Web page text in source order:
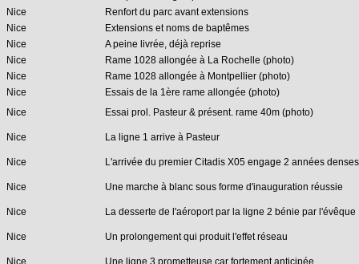
Nice
Renfort du parc avant extensions
Nice
Extensions et noms de baptêmes
Nice
A peine livrée, déjà reprise
Nice
Rame 1028 allongée à La Rochelle (photo)
Nice
Rame 1028 allongée à Montpellier (photo)
Nice
Essais de la 1ère rame allongée (photo)
Nice
Essai prol. Pasteur & présent. rame 40m (photo)
Nice La ligne 1 arrive à Pasteur
Nice L'arrivée du premier Citadis X05 engage 2 années denses
Nice Une marche à blanc sous forme d'inauguration réussie
Nice La desserte de l'aéroport par la ligne 2 bénie par l'évêque
Nice Un prolongement qui produit l'effet réseau
Nice Une ligne 3 prometteuse car fortement anticipée